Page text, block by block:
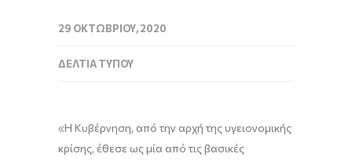
29 ΟΚΤΩΒΡΊΟΥ, 2020
ΔΕΛΤΊΑ ΤΎΠΟΥ
«Η Κυβέρνηση, από την αρχή της υγειονομικής
κρίσης, έθεσε ως μία από τις βασικές